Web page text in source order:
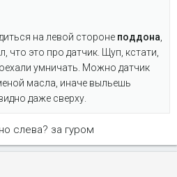
на левой стороне поддона
что это про датчик. Щуп, кстати,
умничать. Можно датчик
масла, иначе выльешь
даже сверху.
слева? за гуром